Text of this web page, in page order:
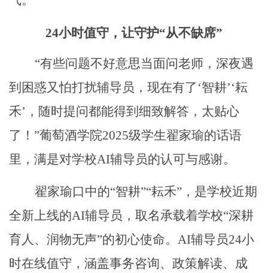
24小时值守，让守护“从不缺席”
“有些问题不好意思当面问老师，深夜遇
到困惑又怕打扰辅导员，现在有了‘智耕’‘耘
禾’，随时提问都能得到细致解答，太贴心
了！”葡萄酒学院2025级学生翟家瑜的话语
里，满是对学校AI辅导员的认可与感谢。
翟家瑜口中的“智耕”“耘禾”，是学校近期
全新上线的AI辅导员，取名承载着学校“深耕
育人、润物无声”的初心使命。AI辅导员24小
时在线值守，涵盖事务咨询、政策解读、成